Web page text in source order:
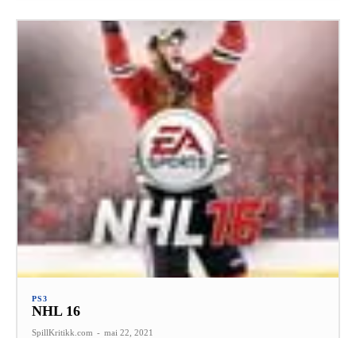
PS3
NHL 16
SpillKritikk.com - mai 22, 2021